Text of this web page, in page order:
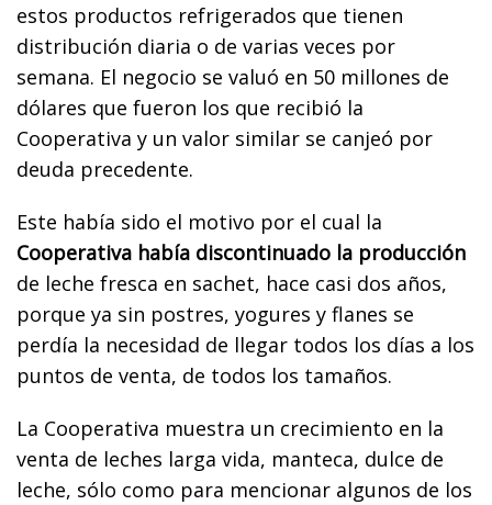
estos productos refrigerados que tienen
distribución diaria o de varias veces por
semana. El negocio se valuó en 50 millones de
dólares que fueron los que recibió la
Cooperativa y un valor similar se canjeó por
deuda precedente.
Este había sido el motivo por el cual la
Cooperativa había discontinuado la producción
de leche fresca en sachet, hace casi dos años,
porque ya sin postres, yogures y flanes se
perdía la necesidad de llegar todos los días a los
puntos de venta, de todos los tamaños.
La Cooperativa muestra un crecimiento en la
venta de leches larga vida, manteca, dulce de
leche, sólo como para mencionar algunos de los